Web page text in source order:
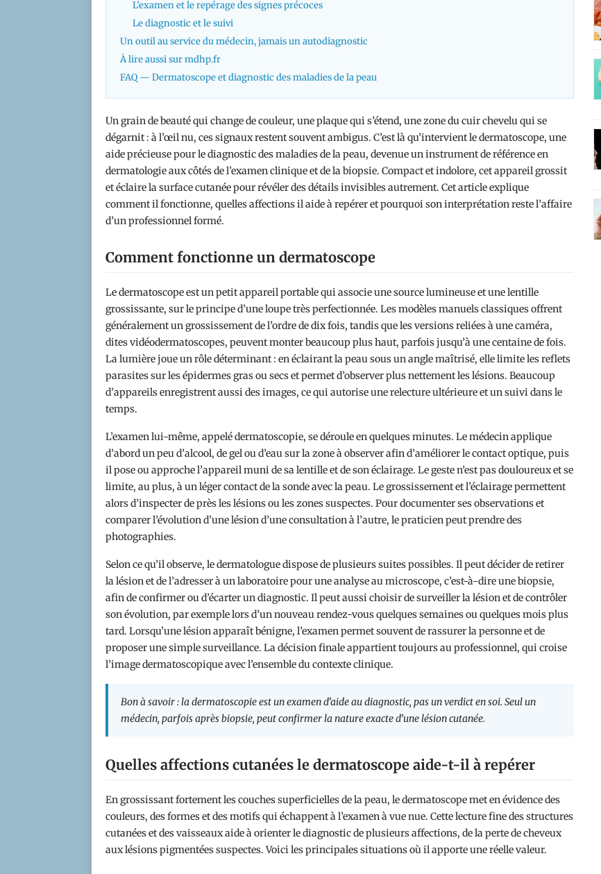
L’examen et le repérage des signes précoces
Le diagnostic et le suivi
Un outil au service du médecin, jamais un autodiagnostic
À lire aussi sur mdhp.fr
FAQ — Dermatoscope et diagnostic des maladies de la peau
Un grain de beauté qui change de couleur, une plaque qui s’étend, une zone du cuir chevelu qui se
dégarnit : à l’œil nu, ces signaux restent souvent ambigus. C’est là qu’intervient le dermatoscope, une
aide précieuse pour le diagnostic des maladies de la peau, devenue un instrument de référence en
dermatologie aux côtés de l’examen clinique et de la biopsie. Compact et indolore, cet appareil grossit
et éclaire la surface cutanée pour révéler des détails invisibles autrement. Cet article explique
comment il fonctionne, quelles affections il aide à repérer et pourquoi son interprétation reste l’affaire
d’un professionnel formé.
Comment fonctionne un dermatoscope
Le dermatoscope est un petit appareil portable qui associe une source lumineuse et une lentille
grossissante, sur le principe d’une loupe très perfectionnée. Les modèles manuels classiques offrent
généralement un grossissement de l’ordre de dix fois, tandis que les versions reliées à une caméra,
dites vidéodermatoscopes, peuvent monter beaucoup plus haut, parfois jusqu’à une centaine de fois.
La lumière joue un rôle déterminant : en éclairant la peau sous un angle maîtrisé, elle limite les reflets
parasites sur les épidermes gras ou secs et permet d’observer plus nettement les lésions. Beaucoup
d’appareils enregistrent aussi des images, ce qui autorise une relecture ultérieure et un suivi dans le
temps.
L’examen lui-même, appelé dermatoscopie, se déroule en quelques minutes. Le médecin applique
d’abord un peu d’alcool, de gel ou d’eau sur la zone à observer afin d’améliorer le contact optique, puis
il pose ou approche l’appareil muni de sa lentille et de son éclairage. Le geste n’est pas douloureux et se
limite, au plus, à un léger contact de la sonde avec la peau. Le grossissement et l’éclairage permettent
alors d’inspecter de près les lésions ou les zones suspectes. Pour documenter ses observations et
comparer l’évolution d’une lésion d’une consultation à l’autre, le praticien peut prendre des
photographies.
Selon ce qu’il observe, le dermatologue dispose de plusieurs suites possibles. Il peut décider de retirer
la lésion et de l’adresser à un laboratoire pour une analyse au microscope, c’est-à-dire une biopsie,
afin de confirmer ou d’écarter un diagnostic. Il peut aussi choisir de surveiller la lésion et de contrôler
son évolution, par exemple lors d’un nouveau rendez-vous quelques semaines ou quelques mois plus
tard. Lorsqu’une lésion apparaît bénigne, l’examen permet souvent de rassurer la personne et de
proposer une simple surveillance. La décision finale appartient toujours au professionnel, qui croise
l’image dermatoscopique avec l’ensemble du contexte clinique.
Bon à savoir : la dermatoscopie est un examen d’aide au diagnostic, pas un verdict en soi. Seul un
médecin, parfois après biopsie, peut confirmer la nature exacte d’une lésion cutanée.
Quelles affections cutanées le dermatoscope aide-t-il à repérer
En grossissant fortement les couches superficielles de la peau, le dermatoscope met en évidence des
couleurs, des formes et des motifs qui échappent à l’examen à vue nue. Cette lecture fine des structures
cutanées et des vaisseaux aide à orienter le diagnostic de plusieurs affections, de la perte de cheveux
aux lésions pigmentées suspectes. Voici les principales situations où il apporte une réelle valeur.